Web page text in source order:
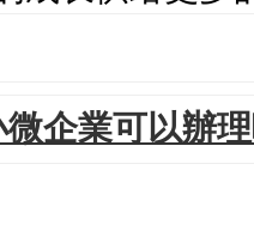
微企業可以辦